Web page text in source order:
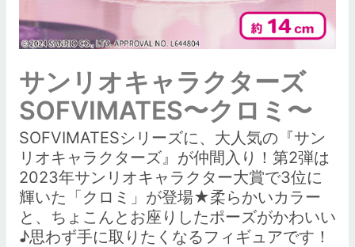
サンリオキャラクターズ
SOFVIMATES〜クロミ〜
SOFVIMATESシリーズに、大人気の『サン
リオキャラクターズ』が仲間入り！第2弾は
2023年サンリオキャラクター大賞で3位に
輝いた「クロミ」が登場★柔らかいカラー
と、ちょこんとお座りしたポーズがかわいい
♪思わず手に取りたくなるフィギュアです！